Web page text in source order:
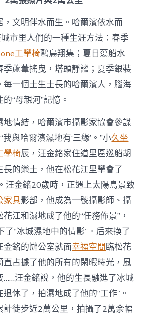
，文明伴水而生。哈爾濱依水而
城市里人們的一種生涯方法：春季
工學椅鷗鳥翔集；夏日蕩船水
季蘆葦搖曳，塔頭靜謐；夏季銀裝
每一個土生土長的哈爾濱人，腦海
“母親河”記憶。
地情結，哈爾濱市攝影家協會參謀
我與哈爾濱濕地有‘三緣’。”小久坐
學椅辰，汪金銘家住道里區巡船胡
長的樂土，他在松花江里學會了
汪金銘20歲時，正遇上太陽島景致
家具影部，他成為一號攝影師、攝
江和濕地成了他的“任務佈景”，
了“冰城濕地中的倩影”。后來換了
金銘的辦公室就面幸福空間臨松花
直占據了他的所有的閑暇時光，風
……汪金銘說，他的生長融進了冰城
休了，拍濕地成了他的“工作”。
計徒步近2萬公里，拍攝了2萬余幅